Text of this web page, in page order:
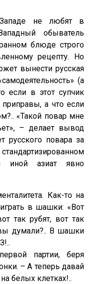
не любят в
обыватель
блюде строго
рецепту. Но
вынести русская
(а
если в этот супчик
а что если
«Такой повар мне
– делает вывод
русского повара за
иной азиат явно
Как-то на
в шашки: «Вот
так рубят, вот так
думали?.. В шашки
партии, беря
– А теперь давай
белых клетках!..